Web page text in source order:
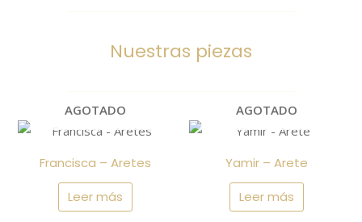
Nuestras piezas
AGOTADO
Francisca – Aretes
Leer más
AGOTADO
Yamir – Arete
Leer más